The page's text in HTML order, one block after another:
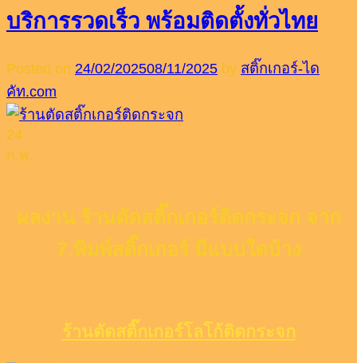
บริการรวดเร็ว พร้อมติดตั้งทั่วไทย
Posted on 24/02/202508/11/2025 by สติ๊กเกอร์-ได
คัท.com
24
ก.พ.
ผลงาน ร้านตัดสติ๊กเกอร์ติดกระจก จาก
7.พิมพ์สติ๊กเกอร์ มีแบบใดบ้าง
ร้านตัดสติ๊กเกอร์โลโก้ติดกระจก